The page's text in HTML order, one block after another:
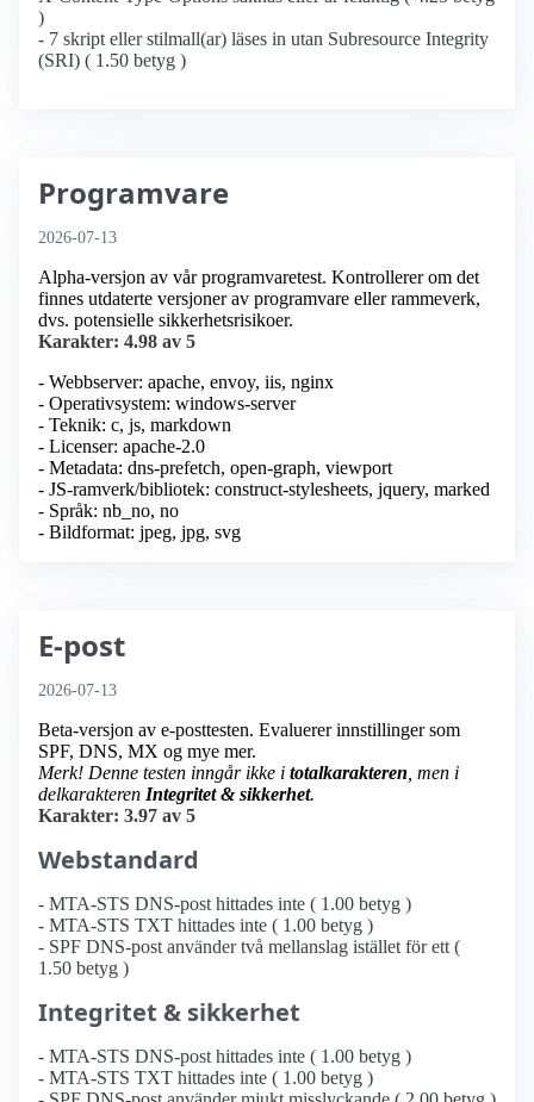
)
- 7 skript eller stilmall(ar) läses in utan Subresource Integrity
(SRI) ( 1.50 betyg )
Programvare
2026-07-13
Alpha-versjon av vår programvaretest. Kontrollerer om det
finnes utdaterte versjoner av programvare eller rammeverk,
dvs. potensielle sikkerhetsrisikoer.
Karakter: 4.98 av 5
- Webbserver: apache, envoy, iis, nginx
- Operativsystem: windows-server
- Teknik: c, js, markdown
- Licenser: apache-2.0
- Metadata: dns-prefetch, open-graph, viewport
- JS-ramverk/bibliotek: construct-stylesheets, jquery, marked
- Språk: nb_no, no
- Bildformat: jpeg, jpg, svg
E-post
2026-07-13
Beta-versjon av e-posttesten. Evaluerer innstillinger som
SPF, DNS, MX og mye mer.
Merk! Denne testen inngår ikke i totalkarakteren , men i
delkarakteren Integritet & sikkerhet.
Karakter: 3.97 av 5
Webstandard
- MTA-STS DNS-post hittades inte ( 1.00 betyg )
- MTA-STS TXT hittades inte ( 1.00 betyg )
- SPF DNS-post använder två mellanslag istället för ett (
1.50 betyg )
Integritet & sikkerhet
- MTA-STS DNS-post hittades inte ( 1.00 betyg )
- MTA-STS TXT hittades inte ( 1.00 betyg )